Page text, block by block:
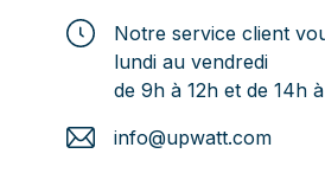
Notre service client
lundi au vendredi
de 9h à 12h et de 14h
info@upwatt.com